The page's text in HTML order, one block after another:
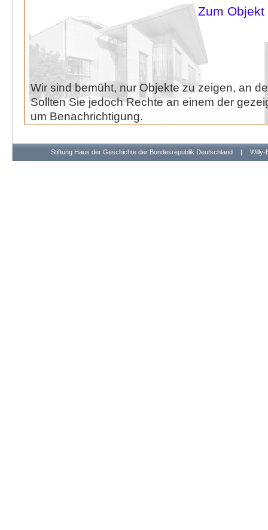
Zum Objekt
Wir sind bemüht, nur Objekte zu zeigen, an
Sollten Sie jedoch Rechte an einem der
um Benachrichtigung.
Stiftung Haus der Geschichte der Bundesrepublik Deutschland | Willy-